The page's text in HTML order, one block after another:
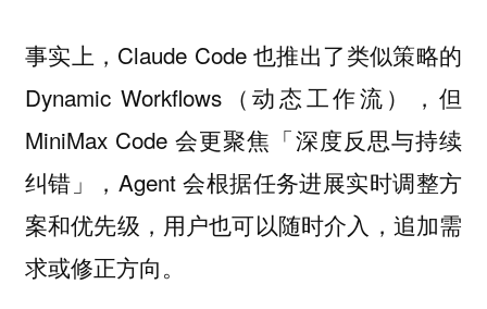
事实上，Claude Code 也推出了类似策略的
Dynamic Workflows（动态工作流），但
MiniMax Code 会更聚焦「深度反思与持续
纠错」，Agent 会根据任务进展实时调整方
案和优先级，用户也可以随时介入，追加需
求或修正方向。